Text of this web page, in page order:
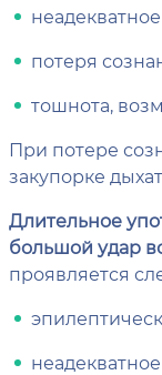
потеря
тошнота,
При потере
закупорке
Длительное
большой удар
проявляется